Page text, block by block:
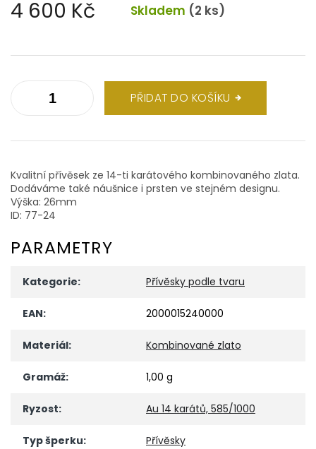
4 600 Kč Skladem (2 ks)
PŘIDAT DO KOŠÍKU
Kvalitní přívěsek ze 14-ti karátového kombinovaného zlata.
Dodáváme také náušnice i prsten ve stejném designu.
Výška: 26mm
ID: 77-24
PARAMETRY
Kategorie: Přívěsky podle tvaru
EAN: 2000015240000
Materiál: Kombinované zlato
Gramáž: 1,00 g
Ryzost: Au 14 karátů, 585/1000
Typ šperku: Přívěsky